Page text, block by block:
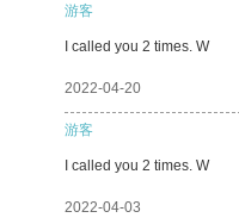
游客
I called you 2 times. W
2022-04-20
游客
I called you 2 times. W
2022-04-03